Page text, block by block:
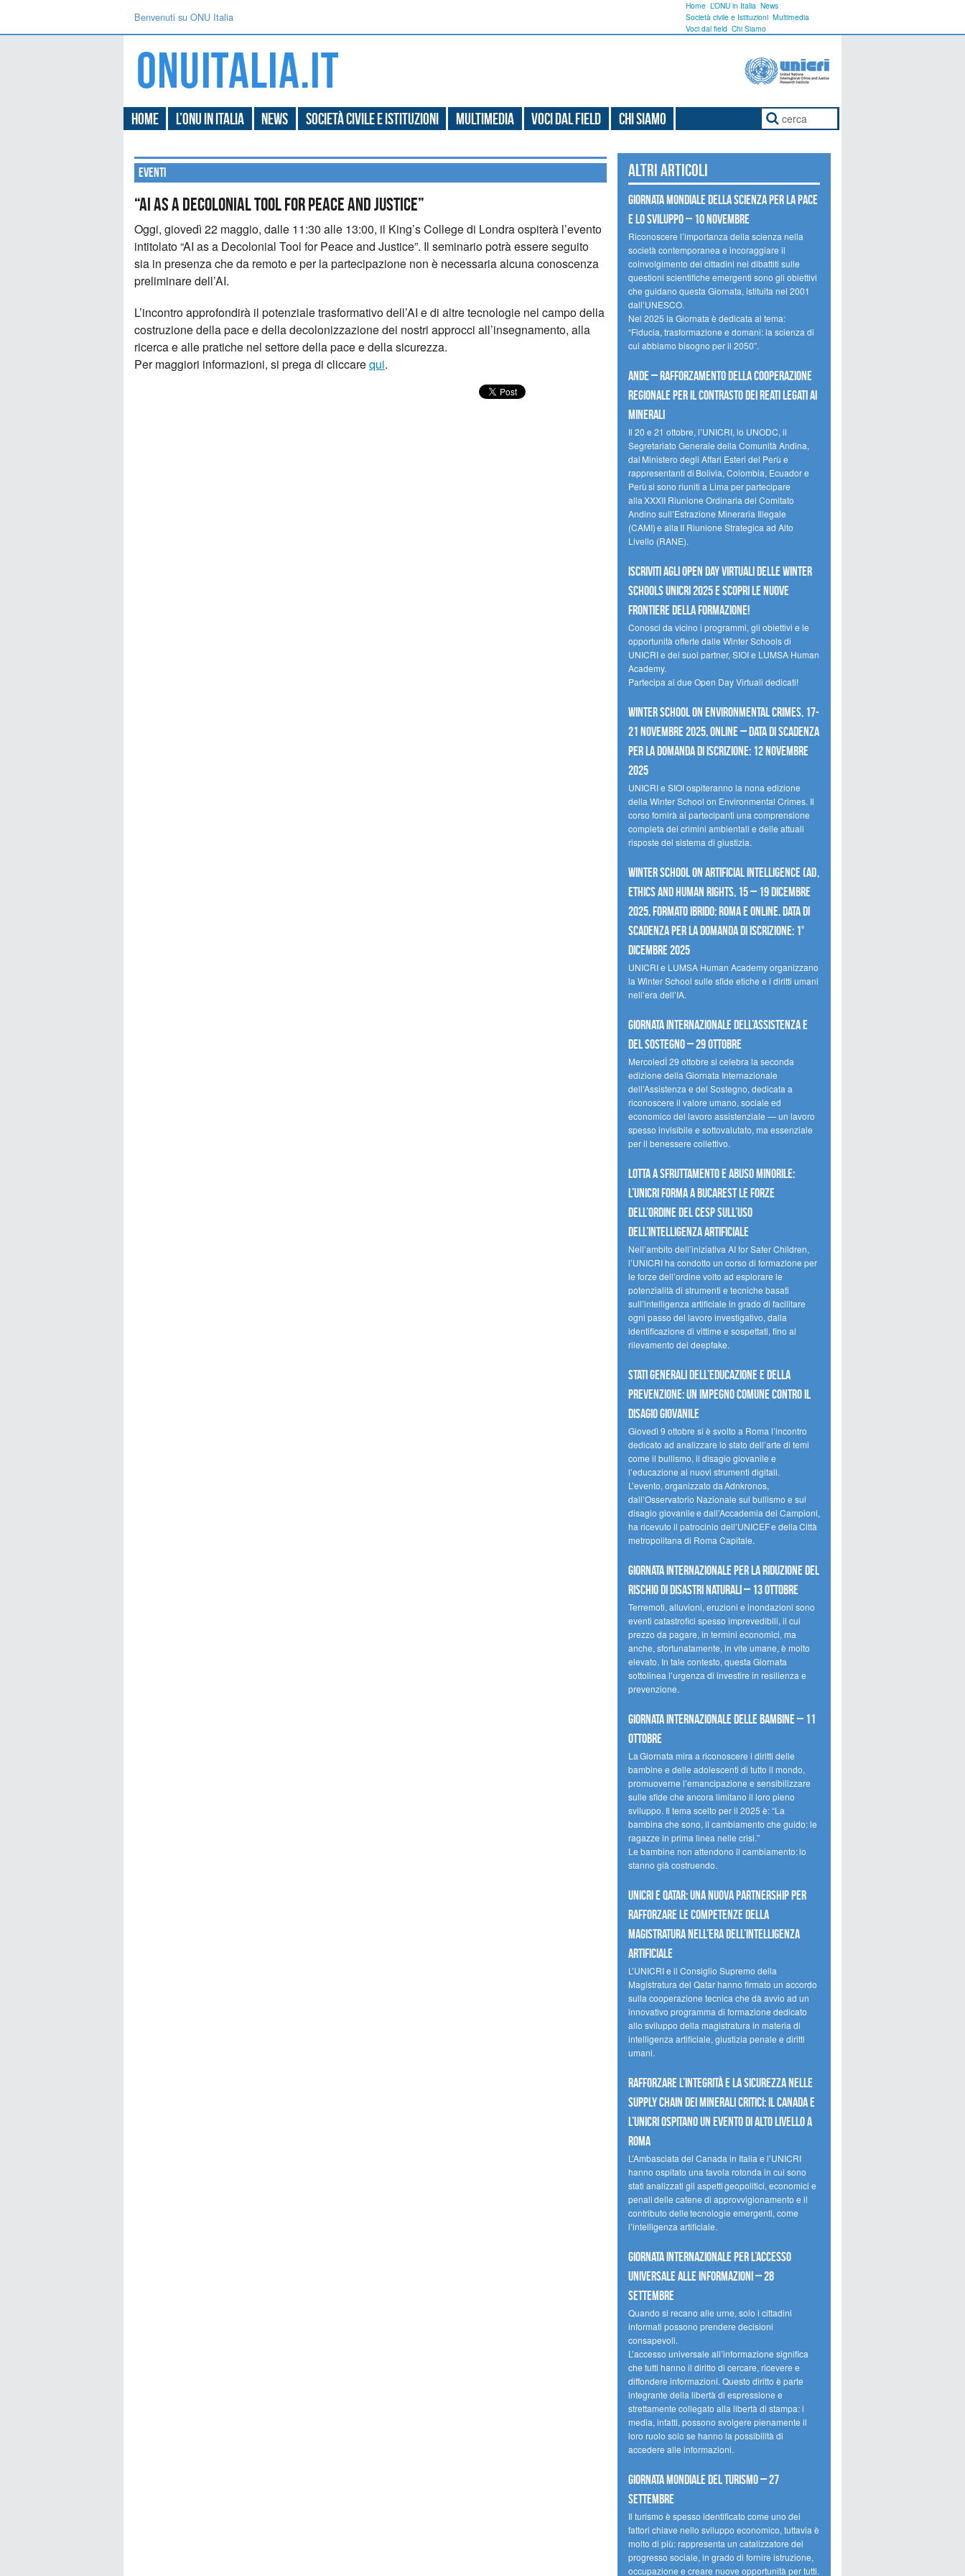
Benvenuti su ONU Italia
Home L’ONU in Italia News
Società civile e Istituzioni Multimedia
Voci dal field Chi Siamo
Home L’ONU in Italia News Società civile e Istituzioni Multimedia Voci dal field Chi Siamo
Eventi
“AI as a Decolonial Tool for Peace and Justice”
Oggi, giovedì 22 maggio, dalle 11:30 alle 13:00, il King’s College di Londra ospiterà l’evento
intitolato “AI as a Decolonial Tool for Peace and Justice”. Il seminario potrà essere seguito
sia in presenza che da remoto e per la partecipazione non è necessaria alcuna conoscenza
preliminare dell’AI.
L’incontro approfondirà il potenziale trasformativo dell’AI e di altre tecnologie nel campo della
costruzione della pace e della decolonizzazione dei nostri approcci all’insegnamento, alla
ricerca e alle pratiche nel settore della pace e della sicurezza.
Per maggiori informazioni, si prega di cliccarequi.
Altri articoli
Giornata mondiale della scienza per la pace
e lo sviluppo – 10 novembre
Riconoscere l’importanza della scienza nella
società contemporanea e incoraggiare il
coinvolgimento dei cittadini nei dibattiti sulle
questioni scientifiche emergenti sono gli obiettivi
che guidano questa Giornata, istituita nel 2001
dall’UNESCO.
Nel 2025 la Giornata è dedicata al tema:
“Fiducia, trasformazione e domani: la scienza di
cui abbiamo bisogno per il 2050”.
Ande – Rafforzamento della cooperazione
regionale per il contrasto dei reati legati ai
minerali
Il 20 e 21 ottobre, l’UNICRI, lo UNODC, il
Segretariato Generale della Comunità Andina,
dal Ministero degli Affari Esteri del Perù e
rappresentanti di Bolivia, Colombia, Ecuador e
Perù si sono riuniti a Lima per partecipare
alla XXXII Riunione Ordinaria del Comitato
Andino sull’Estrazione Mineraria Illegale
(CAMI) e alla II Riunione Strategica ad Alto
Livello (RANE).
Iscriviti agli Open Day Virtuali delle Winter
Schools UNICRI 2025 e scopri le nuove
frontiere della formazione!
Conosci da vicino i programmi, gli obiettivi e le
opportunità offerte dalle Winter Schools di
UNICRI e dei suoi partner, SIOI e LUMSA Human
Academy.
Partecipa ai due Open Day Virtuali dedicati!
Winter School on Environmental Crimes, 17-
21 novembre 2025, Online – Data di scadenza
per la domanda di iscrizione: 12 novembre
2025
UNICRI e SIOI ospiteranno la nona edizione
della Winter School on Environmental Crimes. Il
corso fornirà ai partecipanti una comprensione
completa dei crimini ambientali e delle attuali
risposte del sistema di giustizia.
Winter School on Artificial Intelligence (AI),
Ethics and Human Rights, 15 – 19 dicembre
2025, Formato Ibrido: Roma e online. Data di
scadenza per la domanda di iscrizione: 1°
dicembre 2025
UNICRI e LUMSA Human Academy organizzano
la Winter School sulle sfide etiche e i diritti umani
nell’era dell’IA.
Giornata internazionale dell’assistenza e
del sostegno – 29 ottobre
MercoledÌ 29 ottobre si celebra la seconda
edizione della Giornata Internazionale
dell’Assistenza e del Sostegno, dedicata a
riconoscere il valore umano, sociale ed
economico del lavoro assistenziale — un lavoro
spesso invisibile e sottovalutato, ma essenziale
per il benessere collettivo.
Lotta a sfruttamento e abuso minorile:
l’UNICRI forma a Bucarest le forze
dell’ordine del CESP sull’uso
dell’Intelligenza Artificiale
Nell’ambito dell’iniziativa AI for Safer Children,
l’UNICRI ha condotto un corso di formazione per
le forze dell’ordine volto ad esplorare le
potenzialità di strumenti e tecniche basati
sull’intelligenza artificiale in grado di facilitare
ogni passo del lavoro investigativo, dalla
identificazione di vittime e sospettati, fino al
rilevamento dei deepfake.
Stati Generali dell’Educazione e della
Prevenzione: un impegno comune contro il
disagio giovanile
Giovedì 9 ottobre si è svolto a Roma l’incontro
dedicato ad analizzare lo stato dell’arte di temi
come il bullismo, il disagio giovanile e
l’educazione ai nuovi strumenti digitali.
L’evento, organizzato da Adnkronos,
dall’Osservatorio Nazionale sul bullismo e sul
disagio giovanile e dall’Accademia dei Campioni,
ha ricevuto il patrocinio dell’UNICEF e della Città
metropolitana di Roma Capitale.
Giornata internazionale per la riduzione del
rischio di disastri naturali – 13 ottobre
Terremoti, alluvioni, eruzioni e inondazioni sono
eventi catastrofici spesso imprevedibili, il cui
prezzo da pagare, in termini economici, ma
anche, sfortunatamente, in vite umane, è molto
elevato. In tale contesto, questa Giornata
sottolinea l’urgenza di investire in resilienza e
prevenzione.
Giornata internazionale delle bambine – 11
ottobre
La Giornata mira a riconoscere i diritti delle
bambine e delle adolescenti di tutto il mondo,
promuoverne l’emancipazione e sensibilizzare
sulle sfide che ancora limitano il loro pieno
sviluppo. Il tema scelto per il 2025 è: “La
bambina che sono, il cambiamento che guido: le
ragazze in prima linea nelle crisi.”
Le bambine non attendono il cambiamento: lo
stanno già costruendo.
UNICRI e Qatar: una nuova partnership per
rafforzare le competenze della
magistratura nell’era dell’intelligenza
artificiale
L’UNICRI e il Consiglio Supremo della
Magistratura del Qatar hanno firmato un accordo
sulla cooperazione tecnica che dà avvio ad un
innovativo programma di formazione dedicato
allo sviluppo della magistratura in materia di
intelligenza artificiale, giustizia penale e diritti
umani.
Rafforzare l’integrità e la sicurezza nelle
supply chain dei minerali critici: il Canada e
l’UNICRI ospitano un evento di alto livello a
Roma
L’Ambasciata del Canada in Italia e l’UNICRI
hanno ospitato una tavola rotonda in cui sono
stati analizzati gli aspetti geopolitici, economici e
penali delle catene di approvvigionamento e il
contributo delle tecnologie emergenti, come
l’intelligenza artificiale.
Giornata internazionale per l’accesso
universale alle informazioni – 28
settembre
Quando si recano alle urne, solo i cittadini
informati possono prendere decisioni
consapevoli.
L’accesso universale all’informazione significa
che tutti hanno il diritto di cercare, ricevere e
diffondere informazioni. Questo diritto è parte
integrante della libertà di espressione e
strettamente collegato alla libertà di stampa: i
media, infatti, possono svolgere pienamente il
loro ruolo solo se hanno la possibilità di
accedere alle informazioni.
Giornata mondiale del turismo – 27
settembre
Il turismo è spesso identificato come uno dei
fattori chiave nello sviluppo economico, tuttavia è
molto di più: rappresenta un catalizzatore del
progresso sociale, in grado di fornire istruzione,
occupazione e creare nuove opportunità per tutti.